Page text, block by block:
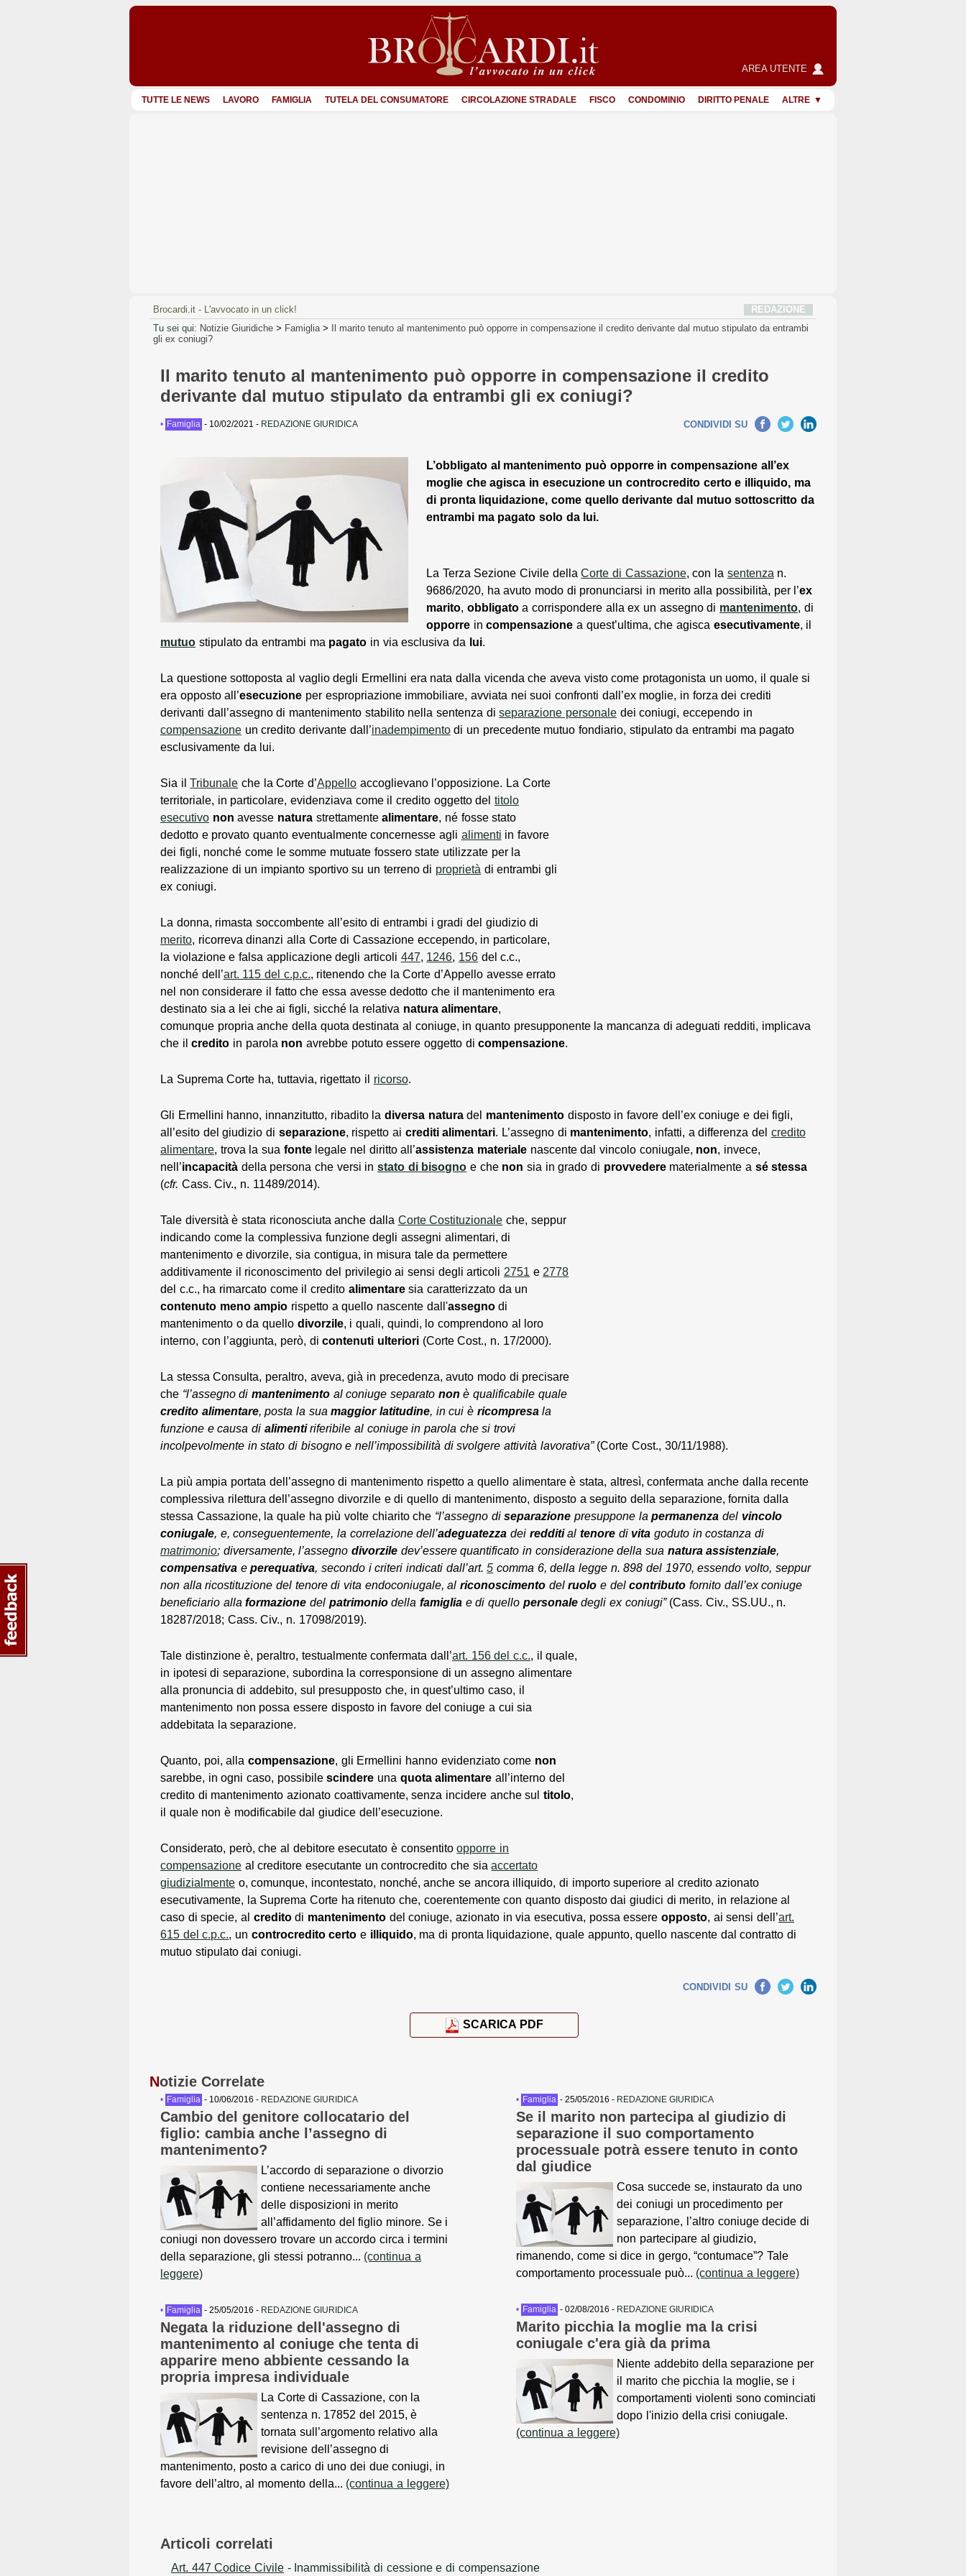
AREA UTENTE
TUTTE LE NEWS LAVORO FAMIGLIA TUTELA DEL CONSUMATORE CIRCOLAZIONE STRADALE FISCO CONDOMINIO DIRITTO PENALE ALTRE
Brocardi.it - L'avvocato in un click!
REDAZIONE
Tu sei qui: Notizie Giuridiche > Famiglia > Il marito tenuto al mantenimento può opporre in compensazione il credito derivante dal mutuo stipulato da entrambi
gli ex coniugi?
Il marito tenuto al mantenimento può opporre in compensazione il credito
derivante dal mutuo stipulato da entrambi gli ex coniugi?
• Famiglia - 10/02/2021 - REDAZIONE GIURIDICA CONDIVIDI SU
L’obbligato al mantenimento può opporre in compensazione all’ex
moglie che agisca in esecuzione un controcredito certo e illiquido, ma
di pronta liquidazione, come quello derivante dal mutuo sottoscritto da
entrambi ma pagato solo da lui.
La Terza Sezione Civile dellaCorte di Cassazione, con la sentenza n.
9686/2020, ha avuto modo di pronunciarsi in merito alla possibilità, per l’ex
marito, obbligatoa corrispondere alla ex un assegno di mantenimento, di
opporre incompensazione a quest’ultima, che agisca esecutivamente, il
mutuo stipulato da entrambi ma pagato in via esclusiva da lui.
La questione sottoposta al vaglio degli Ermellini era nata dalla vicenda che aveva visto come protagonista un uomo, il quale si
era opposto all’esecuzione per espropriazione immobiliare, avviata nei suoi confronti dall’ex moglie, in forza dei crediti
derivanti dall’assegno di mantenimento stabilito nella sentenza diseparazione personale dei coniugi, eccependo in
compensazione un credito derivante dall’inadempimentodi un precedente mutuo fondiario, stipulato da entrambi ma pagato
esclusivamente da lui.
Sia ilTribunale che la Corte d’Appello accoglievano l’opposizione. La Corte
territoriale, in particolare, evidenziava come il credito oggetto del titolo
esecutivo non avesse natura strettamentealimentare, né fosse stato
dedotto e provato quanto eventualmente concernesse agli alimenti in favore
dei figli, nonché come le somme mutuate fossero state utilizzate per la
realizzazione di un impianto sportivo su un terreno di proprietà di entrambi gli
ex coniugi.
La donna, rimasta soccombente all’esito di entrambi i gradi del giudizio di
merito, ricorreva dinanzi alla Corte di Cassazione eccependo, in particolare,
la violazione e falsa applicazione degli articoli 447, 1246, 156 del c.c.,
nonché dell’art. 115 del c.p.c., ritenendo che la Corte d’Appello avesse errato
nel non considerare il fatto che essa avesse dedotto che il mantenimento era
destinato sia a lei che ai figli, sicché la relativa natura alimentare,
comunque propria anche della quota destinata al coniuge, in quanto presupponente la mancanza di adeguati redditi, implicava
che ilcredito in parola non avrebbe potuto essere oggetto dicompensazione.
La Suprema Corte ha, tuttavia, rigettato il ricorso.
Gli Ermellini hanno, innanzitutto, ribadito la diversa naturadel mantenimento disposto in favore dell’ex coniuge e dei figli,
all’esito del giudizio di separazione, rispetto ai crediti alimentari. L’assegno di mantenimento, infatti, a differenza del credito
alimentare, trova la sua fontelegale nel diritto all’assistenza materiale nascente dal vincolo coniugale, non, invece,
nell’incapacità della persona che versi in stato di bisogno e che non sia in grado di provvederematerialmente a sé stessa
(cfr. Cass. Civ., n. 11489/2014).
Tale diversità è stata riconosciuta anche dalla Corte Costituzionale che, seppur
indicando come la complessiva funzione degli assegni alimentari, di
mantenimento e divorzile, sia contigua, in misura tale da permettere
additivamente il riconoscimento del privilegio ai sensi degli articoli 2751 e 2778
del c.c., ha rimarcato come il credito alimentaresia caratterizzato da un
contenuto meno ampio rispetto a quello nascente dall'assegnodi
mantenimento o da quello divorzile, i quali, quindi, lo comprendono al loro
interno, con l’aggiunta, però, dicontenuti ulteriori (Corte Cost., n. 17/2000).
La stessa Consulta, peraltro, aveva, già in precedenza, avuto modo di precisare
che “l’assegno dimantenimento al coniuge separato non è qualificabile quale
credito alimentare, posta la suamaggior latitudine, in cui è ricompresala
funzione e causa di alimentiriferibile al coniuge in parola che si trovi
incolpevolmente in stato di bisogno e nell’impossibilità di svolgere attività lavorativa” (Corte Cost., 30/11/1988).
La più ampia portata dell’assegno di mantenimento rispetto a quello alimentare è stata, altresì, confermata anche dalla recente
complessiva rilettura dell’assegno divorzile e di quello di mantenimento, disposto a seguito della separazione, fornita dalla
stessa Cassazione, la quale ha più volte chiarito che “l’assegno diseparazionepresuppone lapermanenza del vincolo
coniugale, e, conseguentemente, la correlazione dell’adeguatezza dei redditialtenore di vita goduto in costanza di
matrimonio; diversamente, l’assegno divorzile dev’essere quantificato in considerazione della sua natura assistenziale,
compensativa eperequativa, secondo i criteri indicati dall’art.5 comma 6, della legge n. 898 del 1970, essendo volto, seppur
non alla ricostituzione del tenore di vita endoconiugale, al riconoscimento delruolo e delcontributo fornito dall’ex coniuge
beneficiario allaformazione del patrimoniodellafamiglia e di quello personaledegli ex coniugi” (Cass. Civ., SS.UU., n.
18287/2018; Cass. Civ., n. 17098/2019).
Tale distinzione è, peraltro, testualmente confermata dall’art. 156 del c.c., il quale,
in ipotesi di separazione, subordina la corresponsione di un assegno alimentare
alla pronuncia di addebito, sul presupposto che, in quest’ultimo caso, il
mantenimento non possa essere disposto in favore del coniuge a cui sia
addebitata la separazione.
Quanto, poi, alla compensazione, gli Ermellini hanno evidenziato come non
sarebbe, in ogni caso, possibilescindere una quota alimentare all’interno del
credito di mantenimento azionato coattivamente, senza incidere anche sul titolo,
il quale non è modificabile dal giudice dell’esecuzione.
Considerato, però, che al debitore esecutato è consentitoopporre in
compensazione al creditore esecutante un controcredito che sia accertato
giudizialmente o, comunque, incontestato, nonché, anche se ancora illiquido, di importo superiore al credito azionato
esecutivamente, la Suprema Corte ha ritenuto che, coerentemente con quanto disposto dai giudici di merito, in relazione al
caso di specie, al creditodi mantenimento del coniuge, azionato in via esecutiva, possa essereopposto, ai sensi dell’art.
615 del c.p.c., un controcredito certo e illiquido, ma di pronta liquidazione, quale appunto, quello nascente dal contratto di
mutuo stipulato dai coniugi.
CONDIVIDI SUFacebookTwitterLinkedIn
SCARICA PDF
Notizie Correlate
• Famiglia - 10/06/2016 - REDAZIONE GIURIDICA
Cambio del genitore collocatario del
figlio: cambia anche l’assegno di
mantenimento?
L’accordo di separazione o divorzio
contiene necessariamente anche
delle disposizioni in merito
all’affidamento del figlio minore. Se i
coniugi non dovessero trovare un accordo circa i termini
della separazione, gli stessi potranno... (continua a
leggere)
• Famiglia - 25/05/2016 - REDAZIONE GIURIDICA
Negata la riduzione dell'assegno di
mantenimento al coniuge che tenta di
apparire meno abbiente cessando la
propria impresa individuale
La Corte di Cassazione, con la
sentenza n. 17852 del 2015, è
tornata sull’argomento relativo alla
revisione dell’assegno di
mantenimento, posto a carico di uno dei due coniugi, in
favore dell’altro, al momento della... (continua a leggere)
• Famiglia - 25/05/2016 - REDAZIONE GIURIDICA
Se il marito non partecipa al giudizio di
separazione il suo comportamento
processuale potrà essere tenuto in conto
dal giudice
Cosa succede se, instaurato da uno
dei coniugi un procedimento per
separazione, l’altro coniuge decide di
non partecipare al giudizio,
rimanendo, come si dice in gergo, “contumace”? Tale
comportamento processuale può... (continua a leggere)
• Famiglia - 02/08/2016 - REDAZIONE GIURIDICA
Marito picchia la moglie ma la crisi
coniugale c'era già da prima
Niente addebito della separazione per
il marito che picchia la moglie, se i
comportamenti violenti sono cominciati
dopo l'inizio della crisi coniugale.
(continua a leggere)
Articoli correlati
Art. 447 Codice Civile - Inammissibilità di cessione e di compensazione